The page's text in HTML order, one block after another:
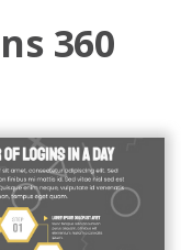
360